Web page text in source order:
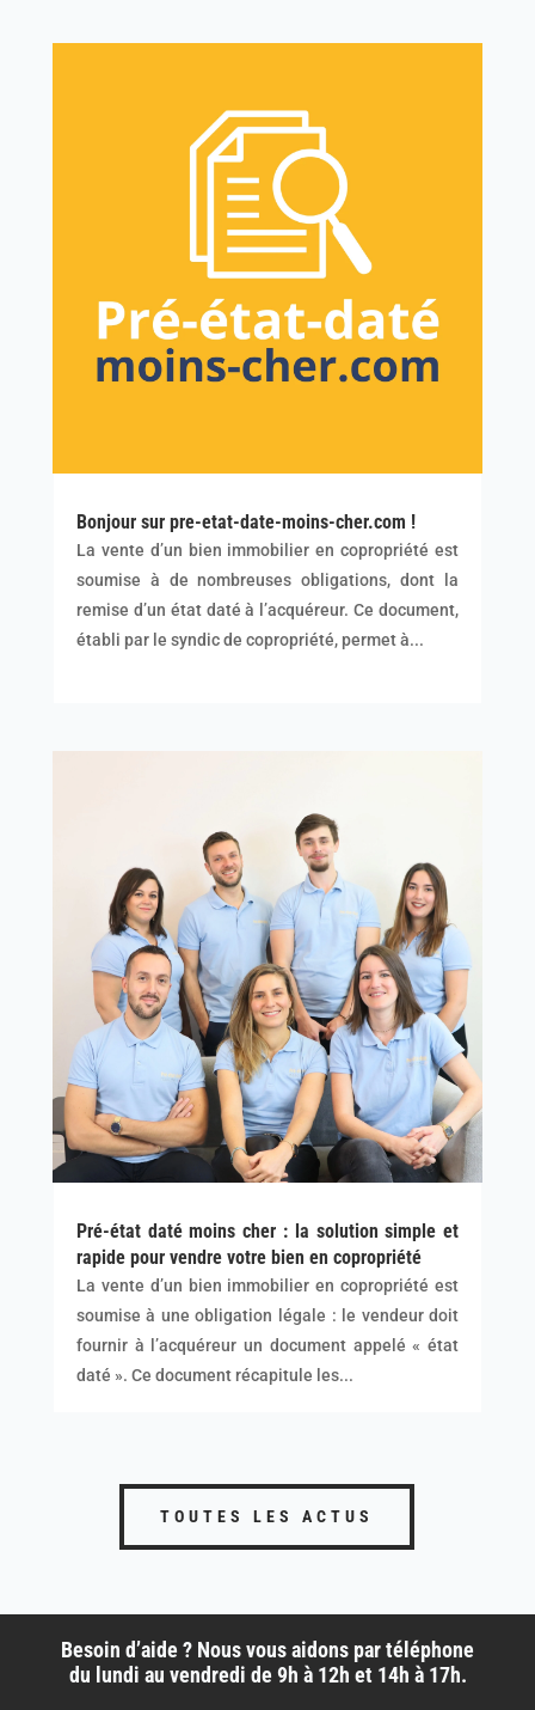
Bonjour sur pre-etat-date-moins-cher.com !
La vente d’un bien immobilier en copropriété est
soumise à de nombreuses obligations, dont la
remise d’un état daté à l’acquéreur. Ce document,
établi par le syndic de copropriété, permet à...
Pré-état daté moins cher : la solution simple et
rapide pour vendre votre bien en copropriété
La vente d’un bien immobilier en copropriété est
soumise à une obligation légale : le vendeur doit
fournir à l’acquéreur un document appelé « état
daté ». Ce document récapitule les...
TOUTES LES ACTUS
Besoin d’aide ? Nous vous aidons par téléphone
du lundi au vendredi de 9h à 12h et 14h à 17h.